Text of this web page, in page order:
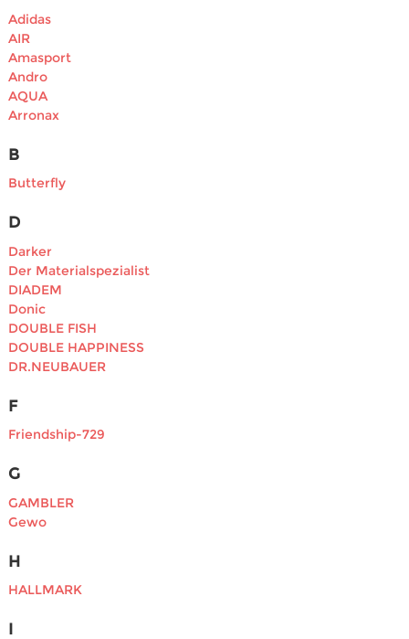
Adidas
AIR
Amasport
Andro
AQUA
Arronax
B
Butterfly
D
Darker
Der Materialspezialist
DIADEM
Donic
DOUBLE FISH
DOUBLE HAPPINESS
DR.NEUBAUER
F
Friendship-729
G
GAMBLER
Gewo
H
HALLMARK
I